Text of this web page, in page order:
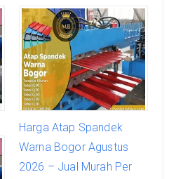
Harga Atap Spandek
Warna Bogor Agustus
2026 – Jual Murah Per